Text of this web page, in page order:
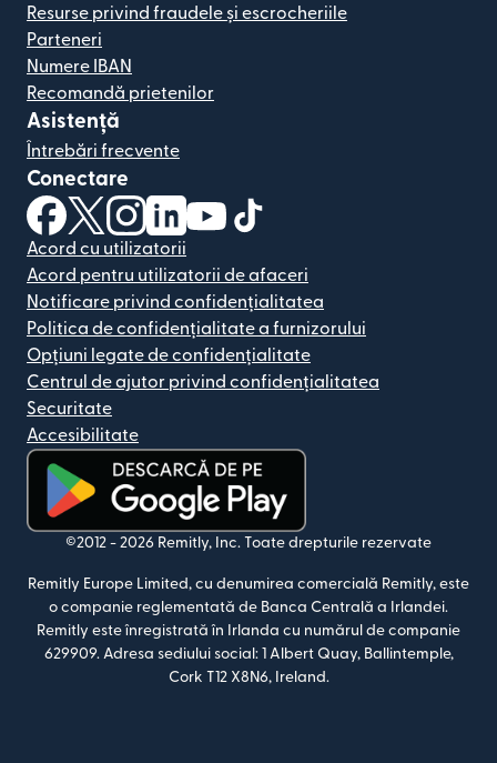
Resurse privind fraudele și escrocheriile
Parteneri
Numere IBAN
Recomandă prietenilor
Asistență
Întrebări frecvente
Conectare
(se deschide într-o fereastră nouă)
(se deschide într-o fereastră nouă)
(se deschide într-o fereastră nouă)
(se deschide într-o fereastră nouă)
(se deschide într-o fereastră
Acord cu utilizatorii
Acord pentru utilizatorii de afaceri
Notificare privind confidențialitatea
Politica de confidențialitate a furnizorului
Opțiuni legate de confidențialitate
Centrul de ajutor privind confidențialitatea
Securitate
Accesibilitate
(se deschide într-o fereastră nouă)
©2012 - 2026 Remitly, Inc. Toate drepturile rezervate
Remitly Europe Limited, cu denumirea comercială Remitly, este
o companie reglementată de Banca Centrală a Irlandei.
Remitly este înregistrată în Irlanda cu numărul de companie
629909. Adresa sediului social: 1 Albert Quay, Ballintemple,
Cork T12 X8N6, Ireland.